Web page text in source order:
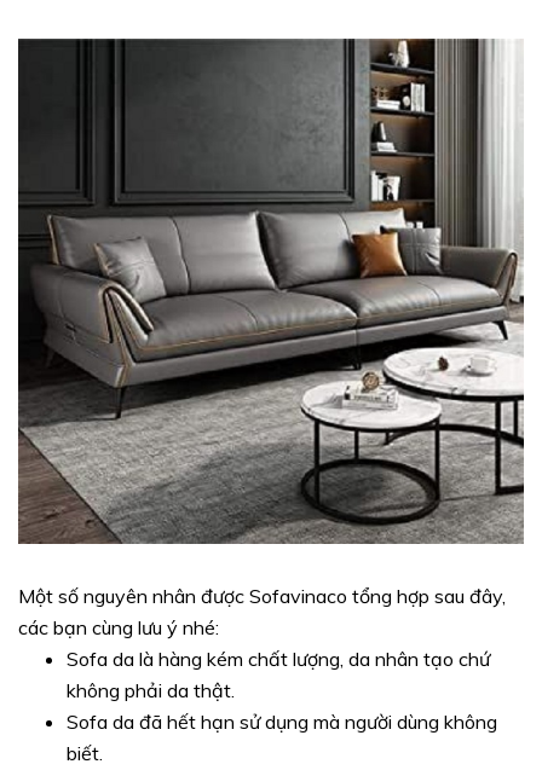
Một số nguyên nhân được Sofavinaco tổng hợp sau đây,
các bạn cùng lưu ý nhé:
Sofa da là hàng kém chất lượng, da nhân tạo chứ
không phải da thật.
Sofa da đã hết hạn sử dụng mà người dùng không
biết.